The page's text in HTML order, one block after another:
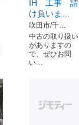
IH 工事 請
け負いま…
吹田市/千…
中古の取り扱い
がありますの
で、ぜひお問
い…